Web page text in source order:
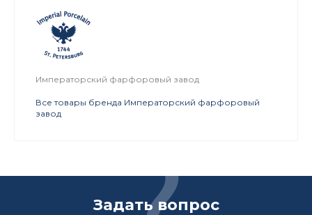
Императорский фарфоровый завод
Все товары бренда Императорский фарфоровый
завод
Задать вопрос